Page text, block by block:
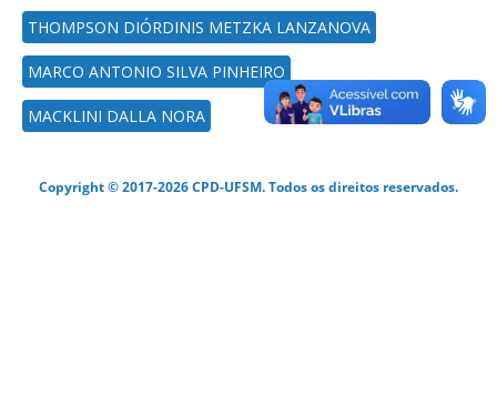
THOMPSON DIÓRDINIS METZKA LANZANOVA
MARCO ANTONIO SILVA PINHEIRO
MACKLINI DALLA NORA
Copyright © 2017-2026 CPD-UFSM. Todos os direitos reservados.